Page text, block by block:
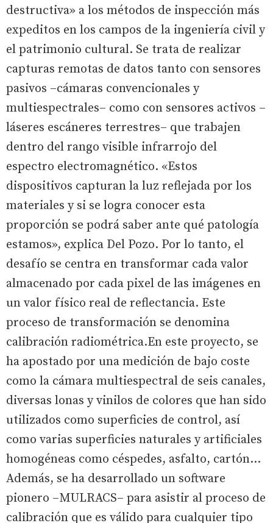
destructiva» a los métodos de inspección más
expeditos en los campos de la ingeniería civil y
el patrimonio cultural. Se trata de realizar
capturas remotas de datos tanto con sensores
pasivos –cámaras convencionales y
multiespectrales– como con sensores activos –
láseres escáneres terrestres– que trabajen
dentro del rango visible infrarrojo del
espectro electromagnético. «Estos
dispositivos capturan la luz reflejada por los
materiales y si se logra conocer esta
proporción se podrá saber ante qué patología
estamos», explica Del Pozo. Por lo tanto, el
desafío se centra en transformar cada valor
almacenado por cada pixel de las imágenes en
un valor físico real de reflectancia. Este
proceso de transformación se denomina
calibración radiométrica.En este proyecto, se
ha apostado por una medición de bajo coste
como la cámara multiespectral de seis canales,
diversas lonas y vinilos de colores que han sido
utilizados como superficies de control, así
como varias superficies naturales y artificiales
homogéneas como céspedes, asfalto, cartón...
Además, se ha desarrollado un software
pionero –MULRACS– para asistir al proceso de
calibración que es válido para cualquier tipo